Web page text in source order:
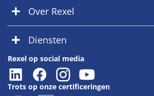
Over Rexel
Diensten
Rexel op social media
Trots op onze certificeringen